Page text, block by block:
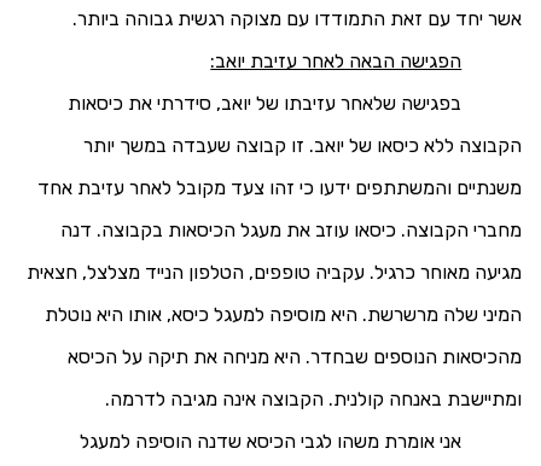
אשר יחד עם זאת התמודדו עם מצוקה רגשית גבוהה ביותר.
הפגישה הבאה לאחר עזיבת יואב:
בפגישה שלאחר עזיבתו של יואב, סידרתי את כיסאות
הקבוצה ללא כיסאו של יואב. זו קבוצה שעבדה במשך יותר
משנתיים והמשתתפים ידעו כי זהו צעד מקובל לאחר עזיבת אחד
מחברי הקבוצה. כיסאו עוזב את מעגל הכיסאות בקבוצה. דנה
מגיעה מאוחר כרגיל. עקביה טופפים, הטלפון הנייד מצלצל, חצאית
המיני שלה מרשרשת. היא מוסיפה למעגל כיסא, אותו היא נוטלת
מהכיסאות הנוספים שבחדר. היא מניחה את תיקה על הכיסא
ומתיישבת באנחה קולנית. הקבוצה אינה מגיבה לדרמה.
אני אומרת משהו לגבי הכיסא שדנה הוסיפה למעגל